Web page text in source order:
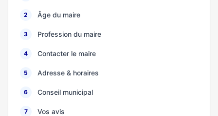
2 Âge du maire
3 Profession du maire
4 Contacter le maire
5 Adresse & horaires
6 Conseil municipal
7 Vos avis